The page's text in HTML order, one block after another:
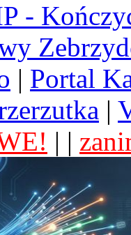
-
| Portal
|
| |